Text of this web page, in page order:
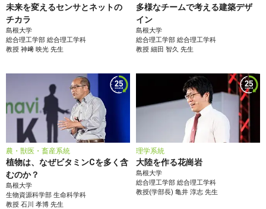
未来を変えるセンサとネットの
チカラ
島根大学
総合理工学部 総合理工学科
教授 神﨑 映光先生
多様なチームで考える建築デザ
イン
島根大学
総合理工学部 総合理工学科
教授 細田 智久 先生
農・獣医・畜産系統
植物は、なぜビタミンCを多く含
むのか？
島根大学
生物資源科学部 生命科学科
教授 石川 孝博先生
理学系統
大陸を作る花崗岩
島根大学
総合理工学部 総合理工学科
教授(学部長) 亀井 淳志 先生